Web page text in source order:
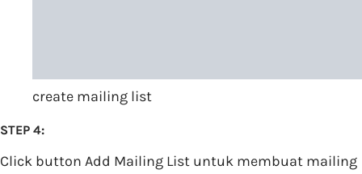
create mailing list
STEP 4:
Click button Add Mailing List untuk membuat mailing